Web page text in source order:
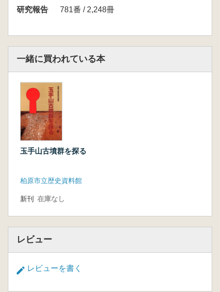
研究報告
781番 / 2,248冊
一緒に買われている本
玉手山古墳群を探る
柏原市立歴史資料館
新刊 在庫なし
レビュー
レビューを書く